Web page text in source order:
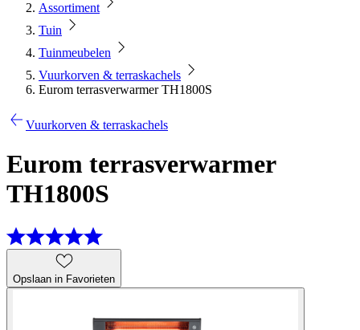
Assortiment
Tuin
Tuinmeubelen
Vuurkorven & terraskachels
Eurom terrasverwarmer TH1800S
Vuurkorven & terraskachels
Eurom terrasverwarmer
TH1800S
Opslaan in Favorieten